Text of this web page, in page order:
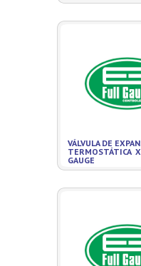
VÁLVULA DE
TERMOSTÁTICA
GAUGE